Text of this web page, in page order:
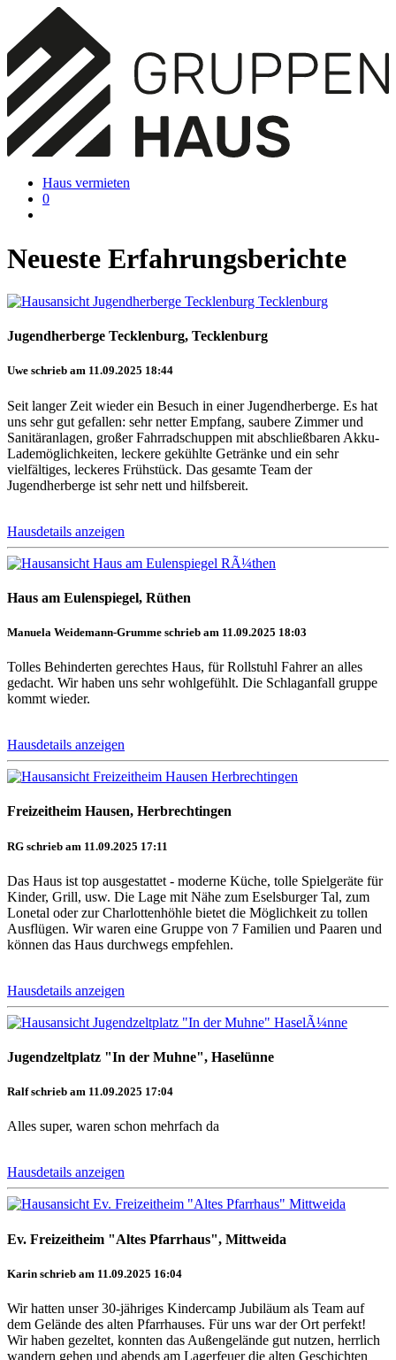
Haus vermieten
0
Neueste Erfahrungsberichte
Jugendherberge Tecklenburg, Tecklenburg
Uwe schrieb am 11.09.2025 18:44
Seit langer Zeit wieder ein Besuch in einer Jugendherberge. Es hat
uns sehr gut gefallen: sehr netter Empfang, saubere Zimmer und
Sanitäranlagen, großer Fahrradschuppen mit abschließbaren Akku-
Lademöglichkeiten, leckere gekühlte Getränke und ein sehr
vielfältiges, leckeres Frühstück. Das gesamte Team der
Jugendherberge ist sehr nett und hilfsbereit.
Hausdetails anzeigen
Haus am Eulenspiegel, Rüthen
Manuela Weidemann-Grumme schrieb am 11.09.2025 18:03
Tolles Behinderten gerechtes Haus, für Rollstuhl Fahrer an alles
gedacht. Wir haben uns sehr wohlgefühlt. Die Schlaganfall gruppe
kommt wieder.
Hausdetails anzeigen
Freizeitheim Hausen, Herbrechtingen
RG schrieb am 11.09.2025 17:11
Das Haus ist top ausgestattet - moderne Küche, tolle Spielgeräte für
Kinder, Grill, usw. Die Lage mit Nähe zum Eselsburger Tal, zum
Lonetal oder zur Charlottenhöhle bietet die Möglichkeit zu tollen
Ausflügen. Wir waren eine Gruppe von 7 Familien und Paaren und
können das Haus durchwegs empfehlen.
Hausdetails anzeigen
Jugendzeltplatz "In der Muhne", Haselünne
Ralf schrieb am 11.09.2025 17:04
Alles super, waren schon mehrfach da
Hausdetails anzeigen
Ev. Freizeitheim "Altes Pfarrhaus", Mittweida
Karin schrieb am 11.09.2025 16:04
Wir hatten unser 30-jähriges Kindercamp Jubiläum als Team auf
dem Gelände des alten Pfarrhauses. Für uns war der Ort perfekt!
Wir haben gezeltet, konnten das Außengelände gut nutzen, herrlich
wandern gehen und abends am Lagerfeuer die alten Geschichten